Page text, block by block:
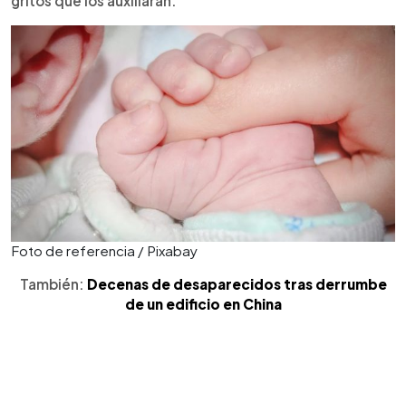
Foto de referencia / Pixabay
También: Decenas de desaparecidos tras derrumbe
de un edificio en China